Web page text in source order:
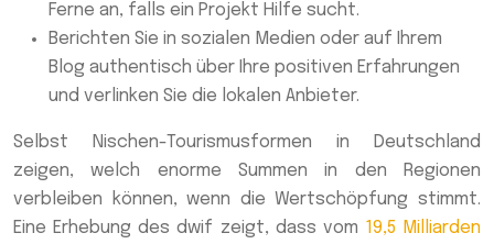
Ferne an, falls ein Projekt Hilfe sucht.
Berichten Sie in sozialen Medien oder auf Ihrem
Blog authentisch über Ihre positiven Erfahrungen
und verlinken Sie die lokalen Anbieter.
Selbst Nischen-Tourismusformen in Deutschland
zeigen, welch enorme Summen in den Regionen
verbleiben können, wenn die Wertschöpfung stimmt.
Eine Erhebung des dwif zeigt, dass vom 19,5 Milliarden